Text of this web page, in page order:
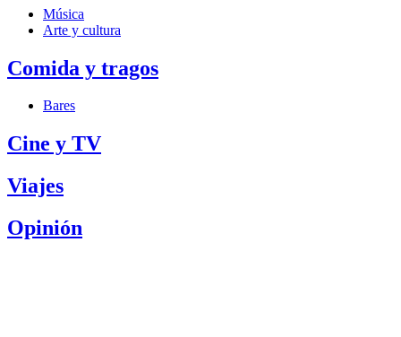
Música
Arte y cultura
Comida y tragos
Bares
Cine y TV
Viajes
Opinión